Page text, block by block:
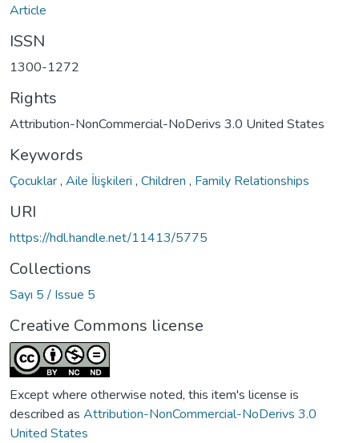
Article
ISSN
1300-1272
Rights
Attribution-NonCommercial-NoDerivs 3.0 United States
Keywords
Çocuklar, Aile İlişkileri , Children , Family Relationships
URI
https://hdl.handle.net/11413/5775
Collections
Sayı 5 / Issue 5
Creative Commons license
Except where otherwise noted, this item's license is
described as Attribution-NonCommercial-NoDerivs 3.0
United States